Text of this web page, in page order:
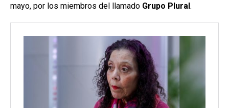
mayo, por los miembros del llamado Grupo Plural.